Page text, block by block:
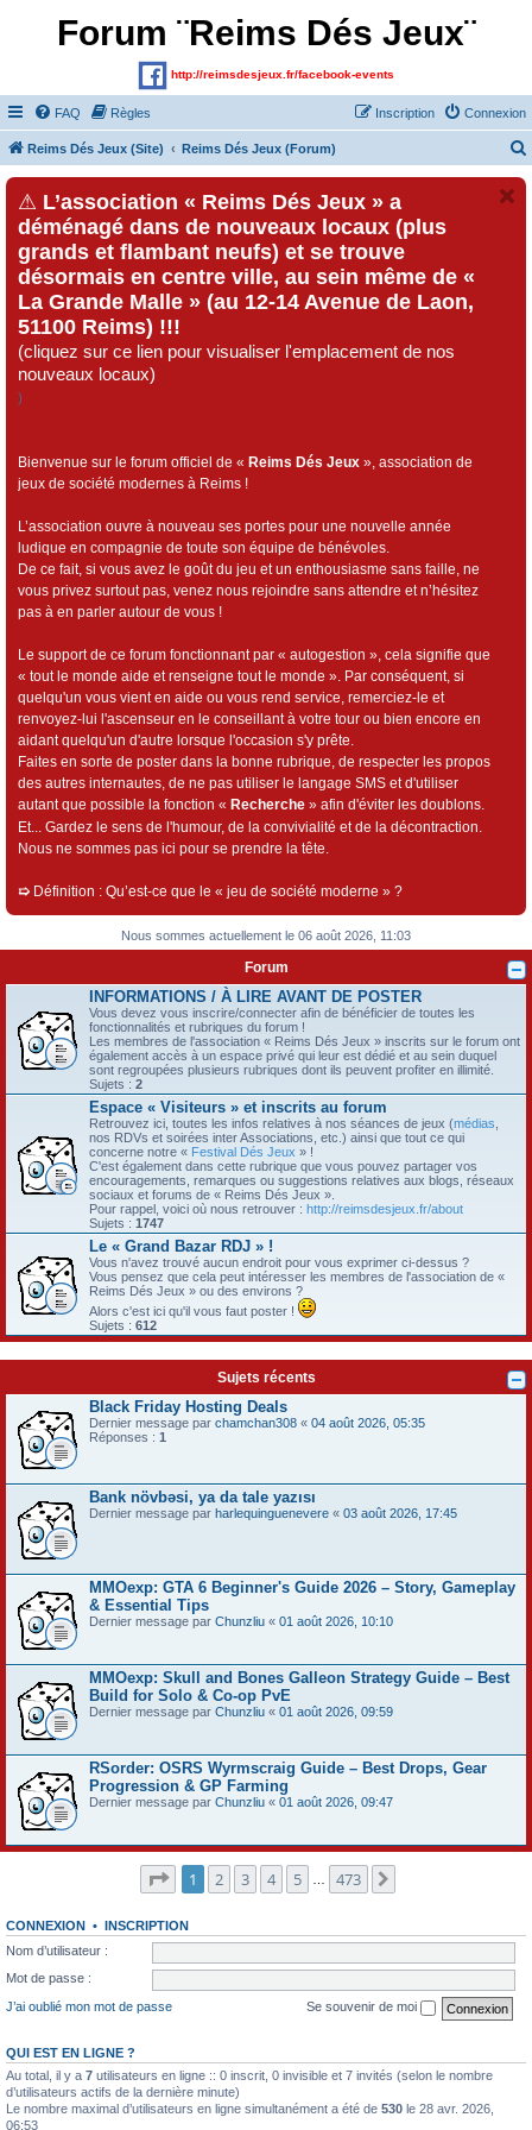
Forum ¨Reims Dés Jeux¨
http://reimsdesjeux.fr/facebook-events
FAQ Règles Connexion
Inscription
Reims Dés Jeux (Site) Reims Dés Jeux (Forum)
⚠ L’association « Reims Dés Jeux » a
déménagé dans de nouveaux locaux (plus
grands et flambant neufs) et se trouve
désormais en centre ville, au sein même de «
La Grande Malle » (au 12-14 Avenue de Laon,
51100 Reims) !!!
(cliquez sur ce lien pour visualiser l'emplacement de nos
nouveaux locaux)
)
Bienvenue sur le forum officiel de « Reims Dés Jeux », association de
jeux de société modernes à Reims !
L’association ouvre à nouveau ses portes pour une nouvelle année
ludique en compagnie de toute son équipe de bénévoles.
De ce fait, si vous avez le goût du jeu et un enthousiasme sans faille, ne
vous privez surtout pas, venez nous rejoindre sans attendre et n’hésitez
pas à en parler autour de vous !
Le support de ce forum fonctionnant par « autogestion », cela signifie que
« tout le monde aide et renseigne tout le monde ». Par conséquent, si
quelqu'un vous vient en aide ou vous rend service, remerciez-le et
renvoyez-lui l'ascenseur en le conseillant à votre tour ou bien encore en
aidant quelqu'un d'autre lorsque l'occasion s'y prête.
Faites en sorte de poster dans la bonne rubrique, de respecter les propos
des autres internautes, de ne pas utiliser le langage SMS et d'utiliser
autant que possible la fonction « Recherche » afin d'éviter les doublons.
Et... Gardez le sens de l'humour, de la convivialité et de la décontraction.
Nous ne sommes pas ici pour se prendre la tête.
➯ Définition : Qu’est-ce que le « jeu de société moderne » ?
Nous sommes actuellement le 06 août 2026, 11:03
Forum
INFORMATIONS / À LIRE AVANT DE POSTER
Vous devez vous inscrire/connecter afin de bénéficier de toutes les
fonctionnalités et rubriques du forum !
Les membres de l'association « Reims Dés Jeux » inscrits sur le forum ont
également accès à un espace privé qui leur est dédié et au sein duquel
sont regroupées plusieurs rubriques dont ils peuvent profiter en illimité.
Sujets : 2
Espace « Visiteurs » et inscrits au forum
Retrouvez ici, toutes les infos relatives à nos séances de jeux (médias
nos RDVs et soirées inter Associations, etc.) ainsi que tout ce qui
concerne notre « Festival Dés Jeux » !
C'est également dans cette rubrique que vous pouvez partager vos
encouragements, remarques ou suggestions relatives aux blogs, réseaux
sociaux et forums de « Reims Dés Jeux ».
Pour rappel, voici où nous retrouver : http://reimsdesjeux.fr/about
Sujets : 1747
Le « Grand Bazar RDJ » !
Vous n'avez trouvé aucun endroit pour vous exprimer ci-dessus ?
Vous pensez que cela peut intéresser les membres de l'association de «
Reims Dés Jeux » ou des environs ?
Alors c'est ici qu'il vous faut poster !
Sujets : 612
Sujets récents
Black Friday Hosting Deals
Dernier message par chamchan308 « 04 août 2026, 05:35
Réponses : 1
Bank növbəsi, ya da tale yazısı
Dernier message par harlequinguenevere « 03 août 2026, 17:45
MMOexp: GTA 6 Beginner's Guide 2026 – Story, Gameplay
& Essential Tips
Dernier message par Chunzliu « 01 août 2026, 10:10
MMOexp: Skull and Bones Galleon Strategy Guide – Best
Build for Solo & Co-op PvE
Dernier message par Chunzliu « 01 août 2026, 09:59
RSorder: OSRS Wyrmscraig Guide – Best Drops, Gear
Progression & GP Farming
Dernier message par Chunzliu « 01 août 2026, 09:47
Page sur473
1 2 3 4 5 473
CONNEXION • INSCRIPTION
Nom d’utilisateur :
Mot de passe :
J’ai oublié mon mot de passe
Se souvenir de moi
QUI EST EN LIGNE ?
Au total, il y a 7 utilisateurs en ligne :: 0 inscrit, 0 invisible et 7 invités (selon le nombre
d’utilisateurs actifs de la dernière minute)
Le nombre maximal d’utilisateurs en ligne simultanément a été de 530 le 28 avr. 2026,
06:53